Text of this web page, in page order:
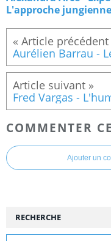
L'approche jungienne
COMMENTER
Ajouter un
RECHERCHE